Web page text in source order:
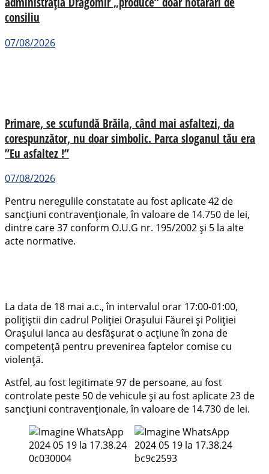
consiliu
07/08/2026
Primare, se scufundă Brăila, când mai asfaltezi, da
corespunzător, nu doar simbolic. Parca sloganul tău era
”Eu asfaltez !”
07/08/2026
Pentru neregulile constatate au fost aplicate 42 de
sancțiuni contravenționale, în valoare de 14.750 de lei,
dintre care 37 conform O.U.G nr. 195/2002 și 5 la alte
acte normative.
La data de 18 mai a.c., în intervalul orar 17:00-01:00,
polițiștii din cadrul Poliției Orașului Făurei și Poliției
Orașului Ianca au desfășurat o acțiune în zona de
competență pentru prevenirea faptelor comise cu
violență.
Astfel, au fost legitimate 97 de persoane, au fost
controlate peste 50 de vehicule și au fost aplicate 23 de
sancțiuni contravenționale, în valoare de 14.730 de lei.